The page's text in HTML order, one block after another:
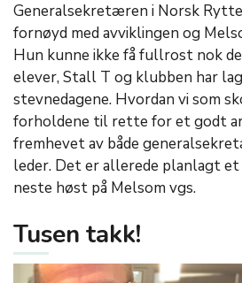
Generalsekretæren i Norsk
fornøyd med avviklingen og
Hun kunne ikke få fullrost nok
elever, Stall T og klubben har
stevnedagene. Hvordan vi som
forholdene til rette for et godt
fremhevet av både
leder. Det er allerede planlagt
neste høst på Melsom vgs.
Tusen takk!